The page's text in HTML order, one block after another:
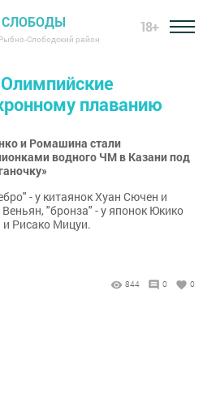
Рыбно-Слободский район
18+
плаванию
и Ромашина стали
водного ЧМ в Казани под
- у китаянок Хуан Сючен и
"бронза" - у японок Юкико
и Рисако Мицуи.
844 0 0